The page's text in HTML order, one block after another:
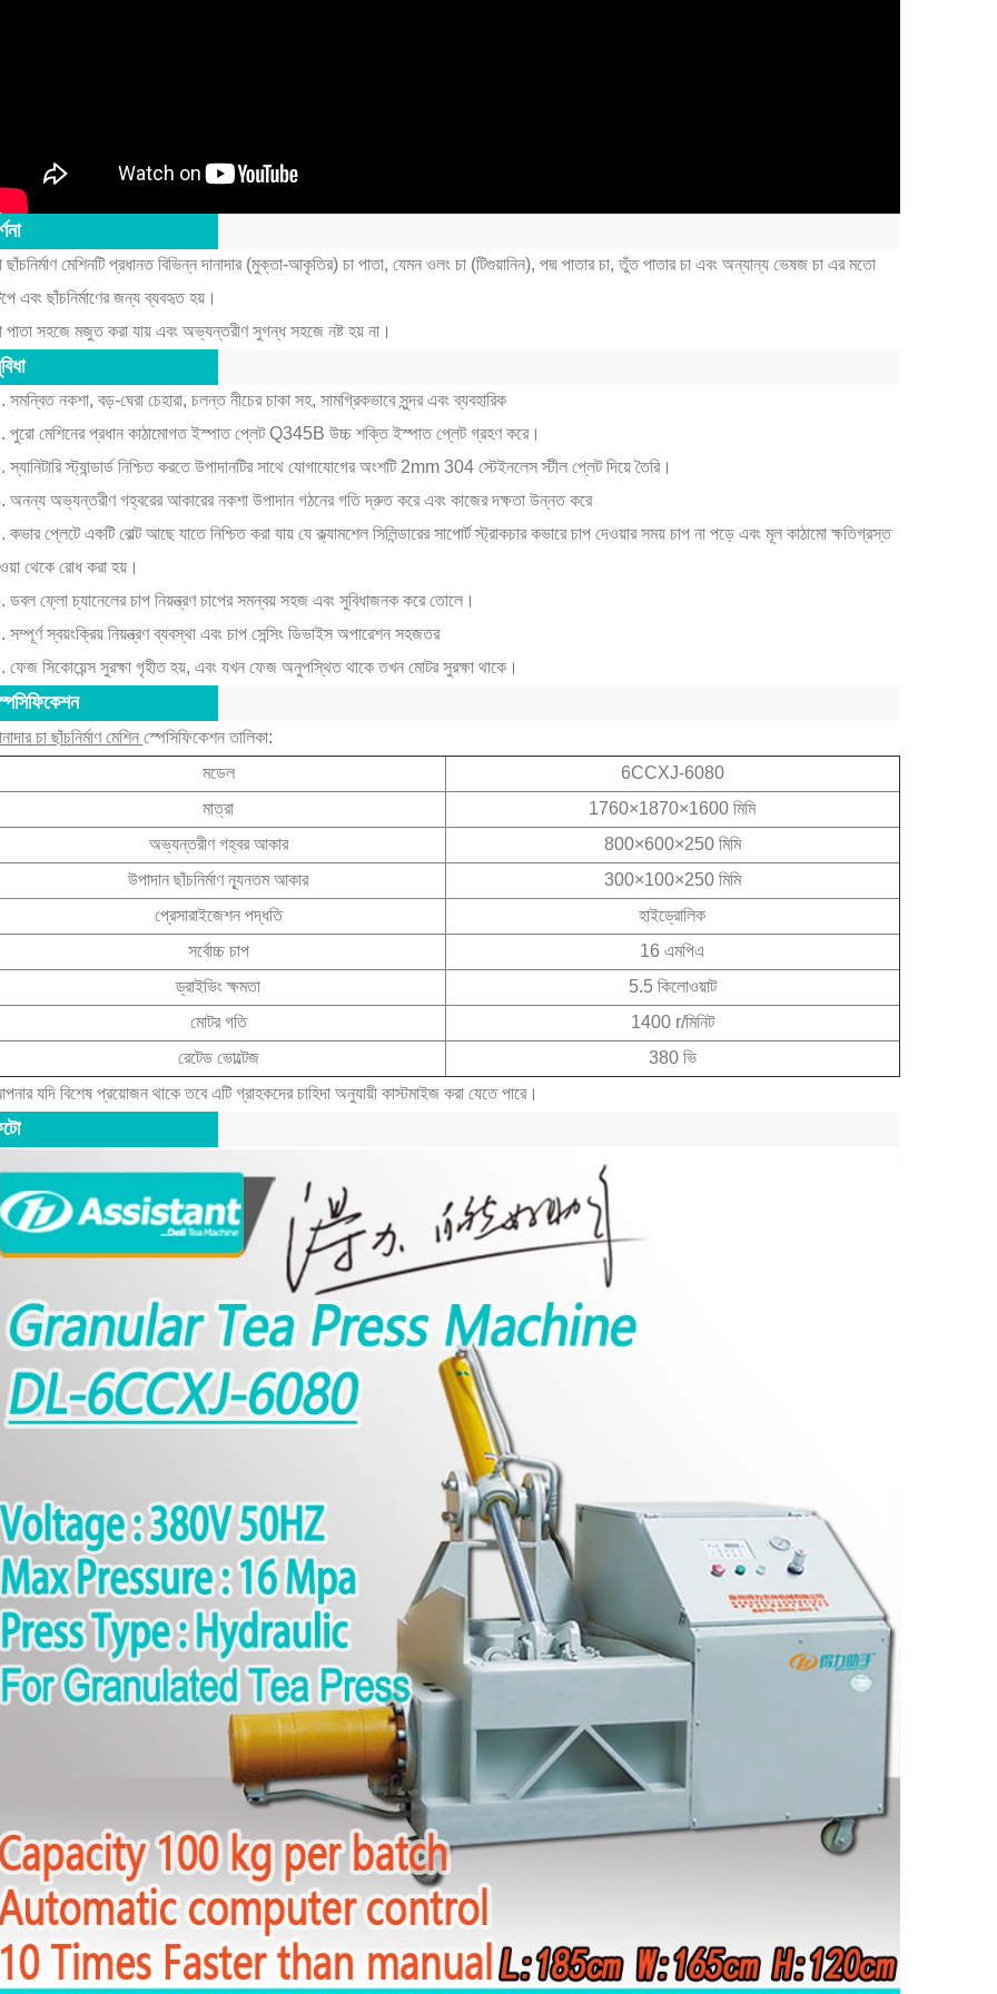
বড়-স্কেল পাউডার উৎপাদনের জন্য খাদ্য-গ্রেড ম্যাচা বল মিল
17:33:24
মিলগুলি বদ্ধ গ্রাইন্ডিং,
ক্ষমতা এবং স্বাস্থ্যকর
2026-08-04 16:16:30
ছাঁচনির্মাণ মেশিনটি প্রধানত বিভিন্ন দানাদার (মুক্তা-আকৃতির) চা পাতা, যেমন ওলং চা (টিগুয়ানিন), পদ্ম পাতার চা, তুঁত পাতার চা এবং অন্যান্য ভেষজ চা এর মতো
এবং ছাঁচনির্মাণের জন্য ব্যবহৃত হয়।
পাতা সহজে মজুত করা যায় এবং অভ্যন্তরীণ সুগন্ধ সহজে নষ্ট হয় না।
সমন্বিত নকশা, বড়-ঘেরা চেহারা, চলন্ত নীচের চাকা সহ, সামগ্রিকভাবে সুন্দর এবং ব্যবহারিক
পুরো মেশিনের প্রধান কাঠামোগত ইস্পাত প্লেট Q345B উচ্চ শক্তি ইস্পাত প্লেট গ্রহণ করে।
স্যানিটারি স্ট্যান্ডার্ড নিশ্চিত করতে উপাদানটির সাথে যোগাযোগের অংশটি 2mm 304 স্টেইনলেস স্টীল প্লেট দিয়ে তৈরি।
অনন্য অভ্যন্তরীণ গহ্বরের আকারের নকশা উপাদান গঠনের গতি দ্রুত করে এবং কাজের দক্ষতা উন্নত করে
কভার প্লেটে একটি বোল্ট আছে যাতে নিশ্চিত করা যায় যে ক্ল্যামশেল সিলিন্ডারের সাপোর্ট স্ট্রাকচার কভারে চাপ দেওয়ার সময় চাপ না পড়ে এবং মূল কাঠামো ক্ষতিগ্রস্ত
থেকে রোধ করা হয়।
ডবল ফ্লো চ্যানেলের চাপ নিয়ন্ত্রণ চাপের সমন্বয় সহজ এবং সুবিধাজনক করে তোলে।
সম্পূর্ণ স্বয়ংক্রিয় নিয়ন্ত্রণ ব্যবস্থা এবং চাপ সেন্সিং ডিভাইস অপারেশন সহজতর
ফেজ সিকোয়েন্স সুরক্ষা গৃহীত হয়, এবং যখন ফেজ অনুপস্থিত থাকে তখন মোটর সুরক্ষা থাকে।
চা ছাঁচনির্মাণ মেশিন স্পেসিফিকেশন তালিকা:
মডেল
6CCXJ-6080
মাত্রা
1760×1870×1600 মিমি
অভ্যন্তরীণ গহ্বর আকার
800×600×250 মিমি
উপাদান ছাঁচনির্মাণ ন্যূনতম আকার
300×100×250 মিমি
প্রেসারাইজেশন পদ্ধতি
হাইড্রোলিক
সর্বোচ্চ চাপ
16 এমপিএ
ড্রাইভিং ক্ষমতা
5.5 কিলোওয়াট
মোটর গতি
1400 r/মিনিট
রেটেড ভোল্টেজ
380 ভি
যদি বিশেষ প্রয়োজন থাকে তবে এটি গ্রাহকদের চাহিদা অনুযায়ী কাস্টমাইজ করা যেতে পারে।